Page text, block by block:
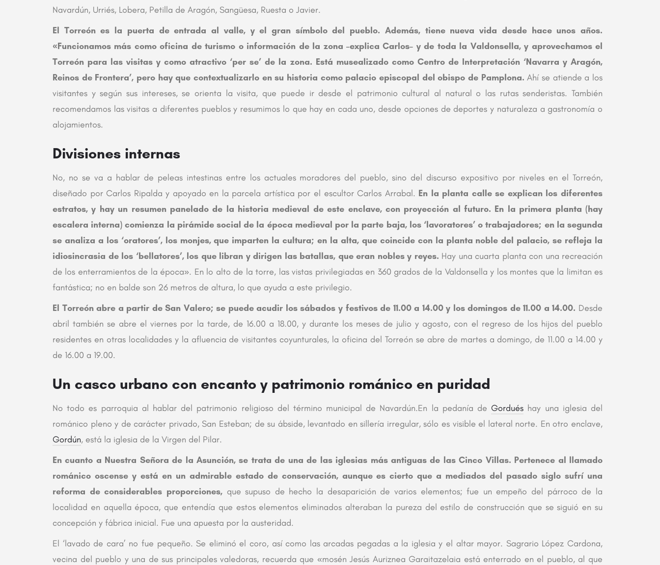
Navardún, Urriés, Lobera, Petilla de Aragón, Sangüesa, Ruesta o Javier.
El Torreón es la puerta de entrada al valle, y el gran símbolo del pueblo. Además, tiene nueva vida desde hace unos años.
«Funcionamos más como oficina de turismo o información de la zona –explica Carlos– y de toda la Valdonsella, y aprovechamos el
Torreón para las visitas y como atractivo ‘per se’ de la zona. Está musealizado como Centro de Interpretación ‘Navarra y Aragón,
Reinos de Frontera’, pero hay que contextualizarlo en su historia como palacio episcopal del obispo de Pamplona. Ahí se atiende a los
visitantes y según sus intereses, se orienta la visita, que puede ir desde el patrimonio cultural al natural o las rutas senderistas. También
recomendamos las visitas a diferentes pueblos y resumimos lo que hay en cada uno, desde opciones de deportes y naturaleza a gastronomía o
alojamientos.
Divisiones internas
No, no se va a hablar de peleas intestinas entre los actuales moradores del pueblo, sino del discurso expositivo por niveles en el Torreón,
diseñado por Carlos Ripalda y apoyado en la parcela artística por el escultor Carlos Arrabal. En la planta calle se explican los diferentes
estratos, y hay un resumen panelado de la historia medieval de este enclave, con proyección al futuro. En la primera planta (hay
escalera interna) comienza la pirámide social de la época medieval por la parte baja, los ‘lavoratores’ o trabajadores; en la segunda
se analiza a los ‘oratores’, los monjes, que imparten la cultura; en la alta, que coincide con la planta noble del palacio, se refleja la
idiosincrasia de los ‘bellatores’, los que libran y dirigen las batallas, que eran nobles y reyes. Hay una cuarta planta con una recreación
de los enterramientos de la época». En lo alto de la torre, las vistas privilegiadas en 360 grados de la Valdonsella y los montes que la limitan es
fantástica; no en balde son 26 metros de altura, lo que ayuda a este privilegio.
El Torreón abre a partir de San Valero; se puede acudir los sábados y festivos de 11.00 a 14.00 y los domingos de 11.00 a 14.00. Desde
abril también se abre el viernes por la tarde, de 16.00 a 18.00, y durante los meses de julio y agosto, con el regreso de los hijos del pueblo
residentes en otras localidades y la afluencia de visitantes coyunturales, la oficina del Torreón se abre de martes a domingo, de 11.00 a 14.00 y
de 16.00 a 19.00.
Un casco urbano con encanto y patrimonio románico en puridad
No todo es parroquia al hablar del patrimonio religioso del término municipal de Navardún.En la pedanía deGordués hay una iglesia del
románico pleno y de carácter privado, San Esteban; de su ábside, levantado en sillería irregular, sólo es visible el lateral norte. En otro enclave,
Gordún, está la iglesia de la Virgen del Pilar.
En cuanto a Nuestra Señora de la Asunción, se trata de una de las iglesias más antiguas de las Cinco Villas. Pertenece al llamado
románico oscense y está en un admirable estado de conservación, aunque es cierto que a mediados del pasado siglo sufrí una
reforma de considerables proporciones,que supuso de hecho la desaparición de varios elementos; fue un empeño del párroco de la
localidad en aquella época, que entendía que estos elementos eliminados alteraban la pureza del estilo de construcción que se siguió en su
concepción y fábrica inicial. Fue una apuesta por la austeridad.
El ‘lavado de cara’ no fue pequeño. Se eliminó el coro, así como las arcadas pegadas a la iglesia y el altar mayor. Sagrario López Cardona,
vecina del pueblo y una de sus principales valedoras, recuerda que «mosén Jesús Auriznea Garaitazelaia está enterrado en el pueblo, al que